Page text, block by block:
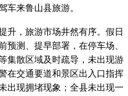
车来鲁山县旅游。
，旅游市场井然有序。假日
预测、提早部署，在停车场、
集散区域及时疏导，未出现游
在交通要道和景区出入口指挥
出现拥堵现象；全县未出现一